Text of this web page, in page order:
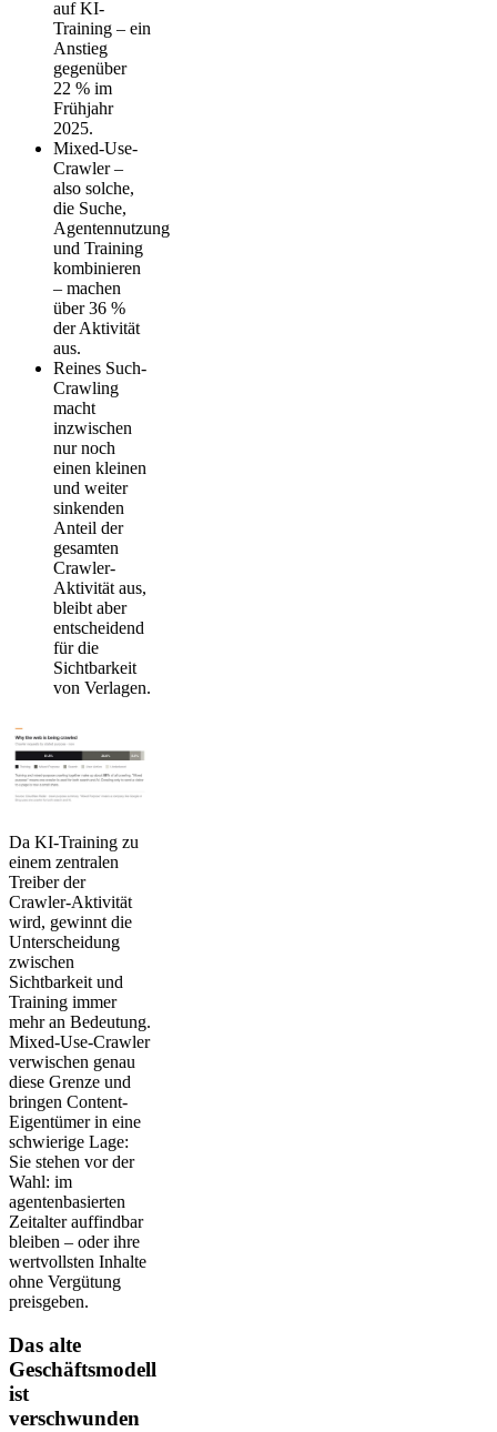
auf KI-
Training – ein
Anstieg
gegenüber
22 % im
Frühjahr
2025.
Mixed-Use-
Crawler –
also solche,
die Suche,
Agentennutzung
und Training
kombinieren
– machen
über 36 %
der Aktivität
aus.
Reines Such-
Crawling
macht
inzwischen
nur noch
einen kleinen
und weiter
sinkenden
Anteil der
gesamten
Crawler-
Aktivität aus,
bleibt aber
entscheidend
für die
Sichtbarkeit
von Verlagen.
Da KI-Training zu
einem zentralen
Treiber der
Crawler-Aktivität
wird, gewinnt die
Unterscheidung
zwischen
Sichtbarkeit und
Training immer
mehr an Bedeutung.
Mixed-Use-Crawler
verwischen genau
diese Grenze und
bringen Content-
Eigentümer in eine
schwierige Lage:
Sie stehen vor der
Wahl: im
agentenbasierten
Zeitalter auffindbar
bleiben – oder ihre
wertvollsten Inhalte
ohne Vergütung
preisgeben.
Das alte
Geschäftsmodell
ist
verschwunden